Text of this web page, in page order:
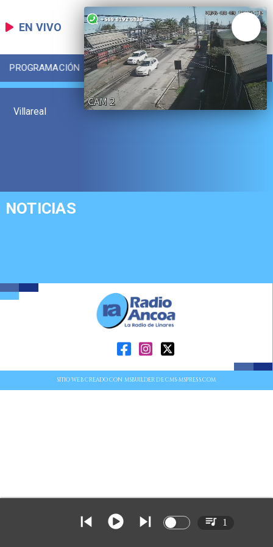
EN VIVO
PROGRAMACIÓN LOCAL DEPORTES
Villareal
NOTICIAS
SITIO WEB CREADO CON MSBUILDER DE CMS-MSPRESS.COM
1